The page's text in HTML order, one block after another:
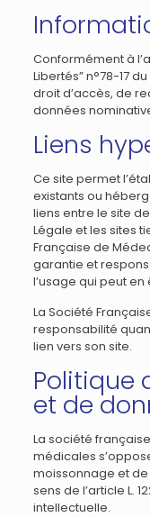
Conformément à
Libertés” n°78-17
droit d’accès, de
données
Liens
Ce site permet
existants ou
liens entre le site
Légale et les sites
Française de
garantie et
l’usage qui peut en
La Société
responsabilité
lien vers son site.
Politique
et de
La société
médicales
moissonnage et
sens de l’article L.
intellectuelle.